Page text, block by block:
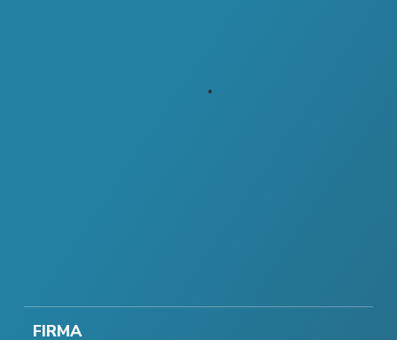
FIRMA